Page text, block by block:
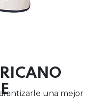
una mejor